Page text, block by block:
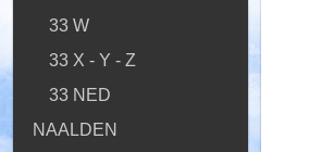
33 W
33 X - Y - Z
33 NED
NAALDEN